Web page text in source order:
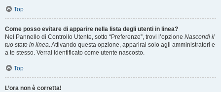
Top
Come posso evitare di apparire nella lista degli utenti in linea?
Nel Pannello di Controllo Utente, sotto “Preferenze”, trovi l’opzione Nascondi il
tuo stato in linea. Attivando questa opzione, apparirai solo agli amministratori e
a te stesso. Verrai identificato come utente nascosto.
Top
L’ora non è corretta!